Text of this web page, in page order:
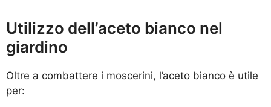
Utilizzo dell’aceto bianco nel
giardino
Oltre a combattere i moscerini, l’aceto bianco è utile
per: